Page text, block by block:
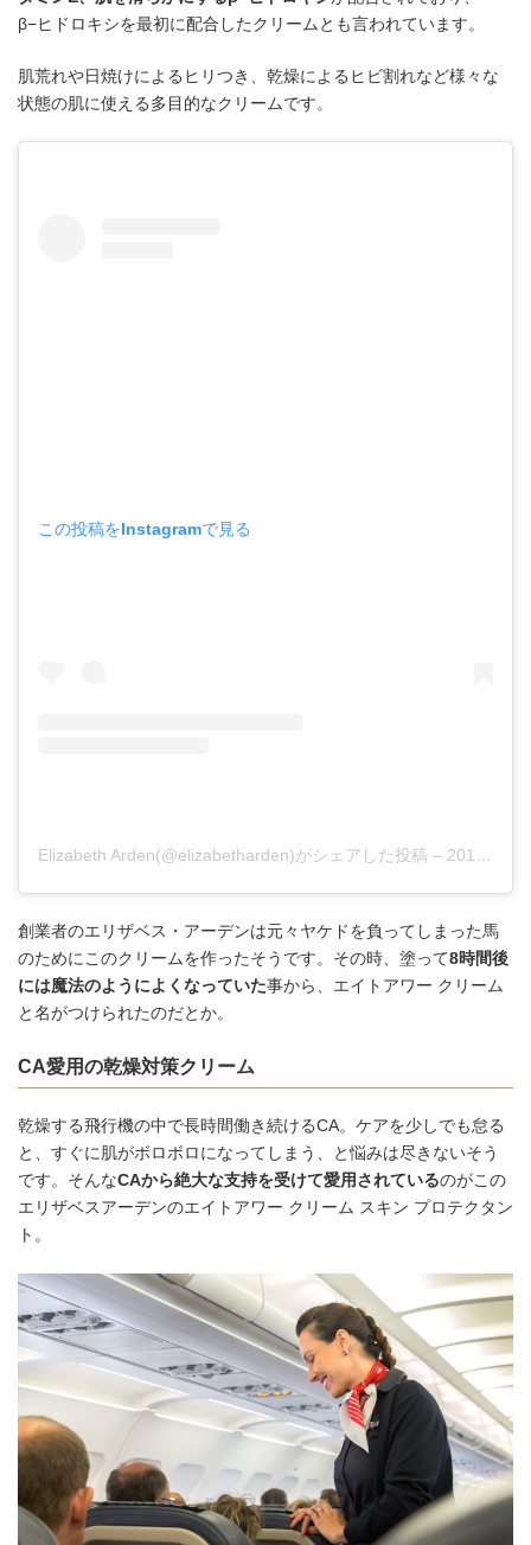
β−ヒドロキシを最初に配合したクリームとも言われています。
肌荒れや日焼けによるヒリつき、乾燥によるヒビ割れなど様々な
状態の肌に使える多目的なクリームです。
この投稿をInstagramで見る
Elizabeth Arden(@elizabetharden)がシェアした投稿 – 2019年 3月月10日午前6時00分PDT
創業者のエリザベス・アーデンは元々ヤケドを負ってしまった馬
のためにこのクリームを作ったそうです。その時、塗って8時間後
には魔法のようによくなっていた事から、エイトアワー クリーム
と名がつけられたのだとか。
CA愛用の乾燥対策クリーム
乾燥する飛行機の中で長時間働き続けるCA。ケアを少しでも怠る
と、すぐに肌がボロボロになってしまう、と悩みは尽きないそう
です。そんなCAから絶大な支持を受けて愛用されているのがこの
エリザベスアーデンのエイトアワー クリーム スキン プロテクタン
ト。